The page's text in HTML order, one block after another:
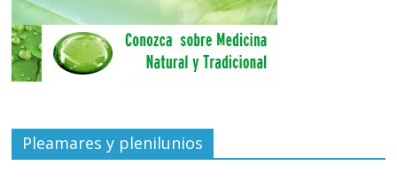
Pleamares y plenilunios